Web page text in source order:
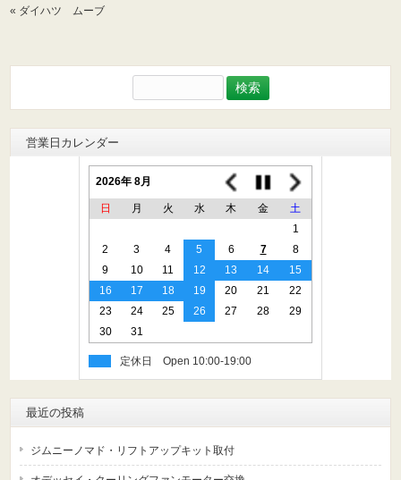
« ダイハツ ムーブ
索:
営業日カレンダー
2026年 8月
日 月 火 水 木 金
土
1
2
3 4 5 6 7
8
9
10 11 12 13 14
15
16
17 18 19 20 21
22
23
24 25 26 27 28
29
30
31
定休日
最近の投稿
ジムニーノマド・リフトアップキット取付